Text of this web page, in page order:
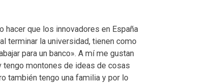
hacer que los innovadores en España
terminar la universidad, tienen como
para un banco». A mí me gustan
tengo montones de ideas de cosas
también tengo una familia y por lo